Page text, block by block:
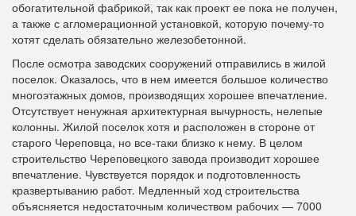
обогатительной фабрикой, так как проект ее пока не получен,
а также с агломерационной установкой, которую почему-то
хотят сделать обязательно железобетонной.
После осмотра заводских сооружений отправились в жилой
поселок. Оказалось, что в нем имеется большое количество
многоэтажных домов, произво­дящих хорошее впечатление.
Отсутствует ненужная архитектурная вычурность, нелепые
колонны. Жилой поселок хотя и расположен в стороне от
старого Че­реповца, но все-таки близко к нему. В целом
строительство Череповецкого завода производит хорошее
впечатление. Чувствуется порядок и подготовленность
кразвертыванию работ. Медленный ход стро­ительства
объясняется недостаточным количеством рабочих — 7000